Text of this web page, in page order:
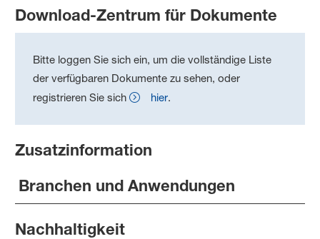
Download-Zentrum für Dokumente
Bitte loggen Sie sich ein, um die vollständige Liste
der verfügbaren Dokumente zu sehen, oder
registrieren Sie sich
hier.
Zusatzinformation
Branchen und Anwendungen
Nachhaltigkeit